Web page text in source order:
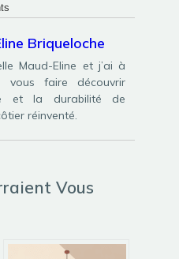
Briqueloche
Maud-Eline et j’ai à
faire découvrir
et la durabilité de
réinventé.
Vous